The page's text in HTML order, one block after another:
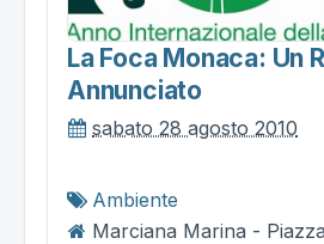
La Foca Monaca: Un
Annunciato
sabato 28 agosto 2010
Ambiente
Marciana Marina -